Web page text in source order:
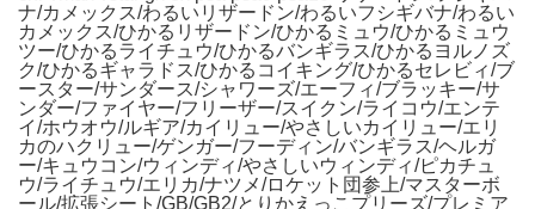
ナ/カメックス/わるいリザードン/わるいフシギバナ/わるい
カメックス/ひかるリザードン/ひかるミュウ/ひかるミュウ
ツー/ひかるライチュウ/ひかるバンギラス/ひかるヨルノズ
ク/ひかるギャラドス/ひかるコイキング/ひかるセレビィ/ブ
ースター/サンダース/シャワーズ/エーフィ/ブラッキー/サ
ンダー/ファイヤー/フリーザー/スイクン/ライコウ/エンテ
イ/ホウオウ/ルギア/カイリュー/やさしいカイリュー/エリ
カのハクリュー/ゲンガー/フーディン/バンギラス/ヘルガ
ー/キュウコン/ウィンディ/やさしいウィンディ/ピカチュ
ウ/ライチュウ/エリカ/ナツメ/ロケット団参上/マスターボ
ール/拡張シート/GB/GB2/とりかえっこプリーズ/プレミア